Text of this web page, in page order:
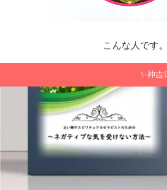
こんな人です。
✨神吉